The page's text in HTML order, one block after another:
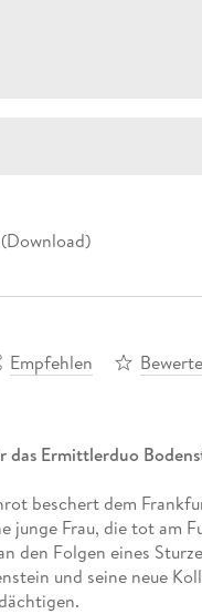
Empfehlen
das Ermittlerduo
beschert dem
junge Frau, die tot am
den Folgen eines
und seine neue